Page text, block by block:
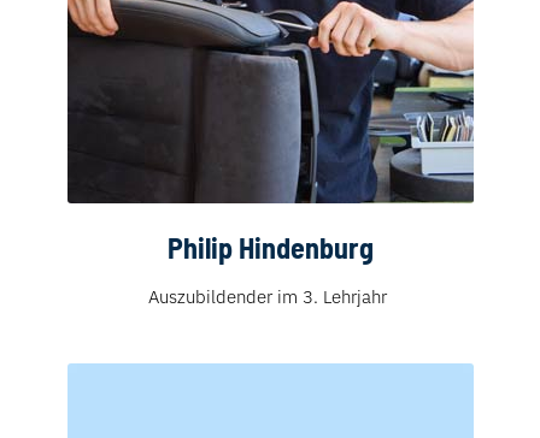
Philip Hindenburg
Auszubildender im 3. Lehrjahr